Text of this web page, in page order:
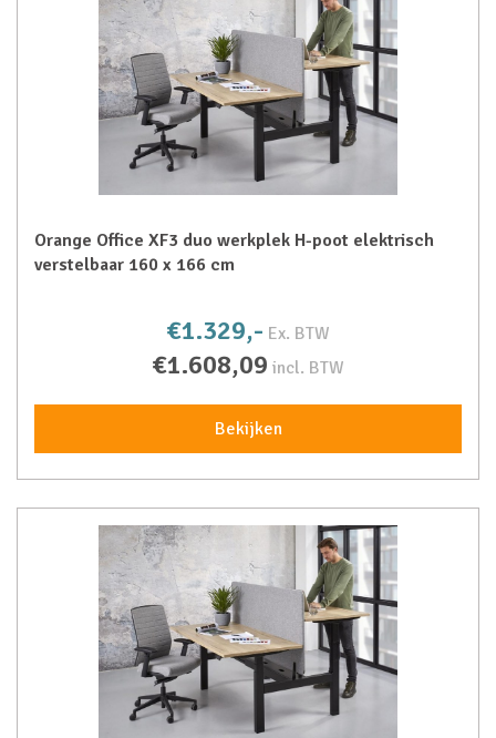
Orange Office XF3 duo werkplek H-poot elektrisch
verstelbaar 160 x 166 cm
€1.329,- Ex. BTW
€1.608,09 incl. BTW
Bekijken